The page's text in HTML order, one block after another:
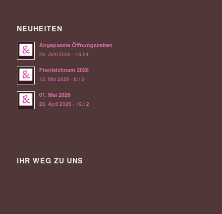
NEUHEITEN
Angepasste Öffnungszeiten
23. Juni 2026 - 16:54
Fronleichnam 2026
12. Mai 2026 - 8:15
01. Mai 2026
28. April 2026 - 19:12
IHR WEG ZU UNS